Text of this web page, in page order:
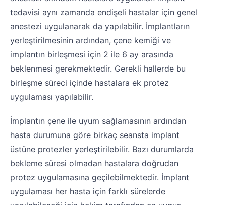
tedavisi aynı zamanda endişeli hastalar için genel
anestezi uygulanarak da yapılabilir. İmplantların
yerleştirilmesinin ardından, çene kemiği ve
implantın birleşmesi için 2 ile 6 ay arasında
beklenmesi gerekmektedir. Gerekli hallerde bu
birleşme süreci içinde hastalara ek protez
uygulaması yapılabilir.
İmplantın çene ile uyum sağlamasının ardından
hasta durumuna göre birkaç seansta implant
üstüne protezler yerleştirilebilir. Bazı durumlarda
bekleme süresi olmadan hastalara doğrudan
protez uygulamasına geçilebilmektedir. İmplant
uygulaması her hasta için farklı sürelerde